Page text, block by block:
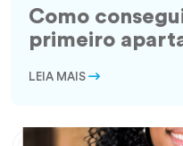
Como
primeiro
LEIA MAIS